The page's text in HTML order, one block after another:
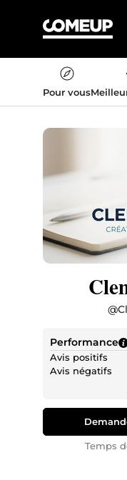
Pour vous
@
Performance
Avis positifs
Avis négatifs
Temps